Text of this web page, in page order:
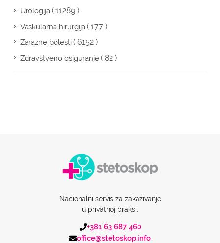
Urologija( 11289 )
Vaskularna hirurgija( 177 )
Zarazne bolesti( 6152 )
Zdravstveno osiguranje( 82 )
Nacionalni servis za zakazivanje
u privatnoj praksi.
+381 63 687 460
office@stetoskop.info